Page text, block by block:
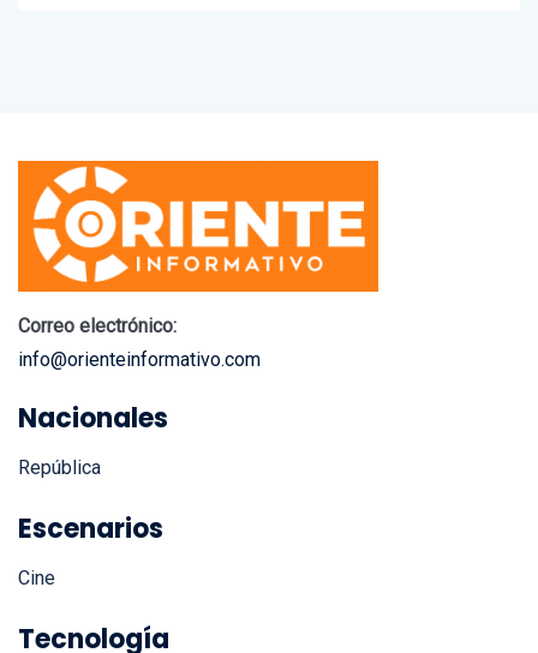
Correo electrónico:
info@orienteinformativo.com
Nacionales
República
Escenarios
Cine
Tecnología